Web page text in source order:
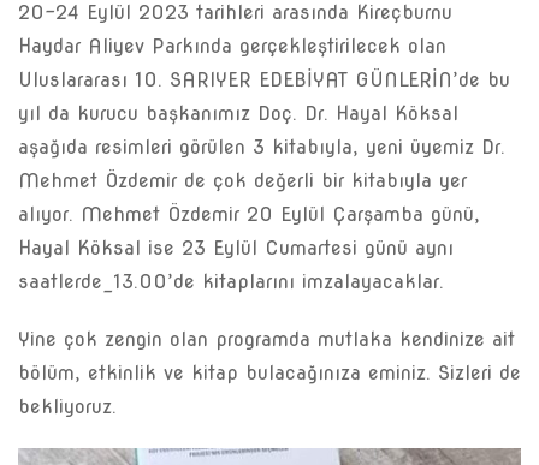
20-24 Eylül 2023 tarihleri arasında Kireçburnu
Haydar Aliyev Parkında gerçekleştirilecek olan
Uluslararası 10. SARIYER EDEBİYAT GÜNLERİN’de bu
yıl da kurucu başkanımız Doç. Dr. Hayal Köksal
aşağıda resimleri görülen 3 kitabıyla, yeni üyemiz Dr.
Mehmet Özdemir de çok değerli bir kitabıyla yer
alıyor. Mehmet Özdemir 20 Eylül Çarşamba günü,
Hayal Köksal ise 23 Eylül Cumartesi günü aynı
saatlerde_13.00’de kitaplarını imzalayacaklar.
Yine çok zengin olan programda mutlaka kendinize ait
bölüm, etkinlik ve kitap bulacağınıza eminiz. Sizleri de
bekliyoruz.